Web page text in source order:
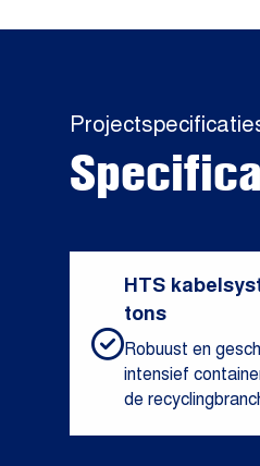
HTS
tons
Robuust en
intensief
de